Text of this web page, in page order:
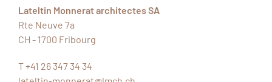
Lateltin Monnerat architectes SA
Rte Neuve 7a
CH - 1700 Fribourg
T +41 26 347 34 34